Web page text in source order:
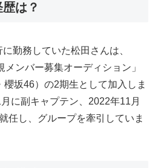
は？
勤務していた松田さんは、
ンバー募集オーディション」
坂46）の2期生として加入しま
に副キャプテン、2022年11月
任し、グループを牽引していま